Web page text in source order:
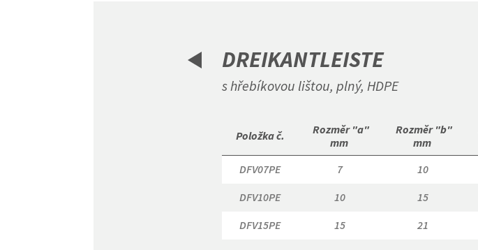
DREIKANTLEISTE
s hřebíkovou lištou, plný, HDPE
Položka č.
Rozměr "a"
mm
Rozměr "b"
mm
DFV07PE
7 10
DFV10PE
10 15
DFV15PE
15 21